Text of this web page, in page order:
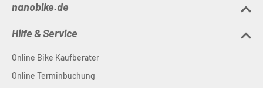
nanobike.de
Hilfe & Service
Online Bike Kaufberater
Online Terminbuchung